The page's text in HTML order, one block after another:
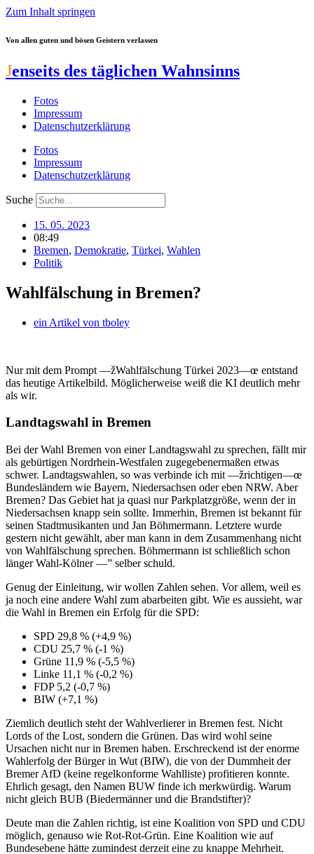
Zum Inhalt springen
Von allen guten und bösen Geistern verlassen
Jenseits des täglichen Wahnsinns
Fotos
Impressum
Datenschutzerklärung
Fotos
Impressum
Datenschutzerklärung
Suche
15. 05. 2023
08:49
Bremen, Demokratie, Türkei, Wahlen
Politik
Wahlfälschung in Bremen?
ein Artikel von tboley
Nur mit dem Prompt —žWahlfälschung Türkei 2023—œ entstand
das heutige Artikelbild. Möglicherweise weiß die KI deutlich mehr
als wir.
Landtagswahl in Bremen
Bei der Wahl Bremen von einer Landtagswahl zu sprechen, fällt mir
als gebürtigen Nordrhein-Westfalen zugegebenermaßen etwas
schwer. Landtagswahlen, so was verbinde ich mit —žrichtigen—œ
Bundesländern wie Bayern, Niedersachsen oder eben NRW. Aber
Bremen? Das Gebiet hat ja quasi nur Parkplatzgröße, wenn der in
Niedersachsen knapp sein sollte. Immerhin, Bremen ist bekannt für
seinen Stadtmusikanten und Jan Böhmermann. Letztere wurde
gestern nicht gewählt, aber man kann in dem Zusammenhang nicht
von Wahlfälschung sprechen. Böhmermann ist schließlich schon
länger Wahl-Kölner —” selber schuld.
Genug der Einleitung, wir wollen Zahlen sehen. Vor allem, weil es
ja noch eine andere Wahl zum abarbeiten gibt. Wie es aussieht, war
die Wahl in Bremen ein Erfolg für die SPD:
SPD 29,8 % (+4,9 %)
CDU 25,7 % (-1 %)
Grüne 11,9 % (-5,5 %)
Linke 11,1 % (-0,2 %)
FDP 5,2 (-0,7 %)
BIW (+7,1 %)
Ziemlich deutlich steht der Wahlverlierer in Bremen fest. Nicht
Lords of the Lost, sondern die Grünen. Das wird wohl seine
Ursachen nicht nur in Bremen haben. Erschreckend ist der enorme
Wahlerfolg der Bürger in Wut (BIW), die von der Dummheit der
Bremer AfD (keine regelkonforme Wahlliste) profitieren konnte.
Ehrlich gesagt, den Namen BUW finde ich merkwürdig. Warum
nicht gleich BUB (Biedermänner und die Brandstifter)?
Deute man die Zahlen richtig, ist eine Koalition von SPD und CDU
möglich, genauso wie Rot-Rot-Grün. Eine Koalition wie auf
Bundesebene hätte zumindest derzeit eine zu knappe Mehrheit.